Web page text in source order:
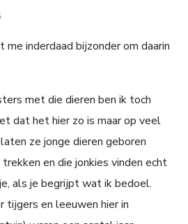
me inderdaad bijzonder om daarin
met die dieren ben ik toch
dat het hier zo is maar op veel
ze jonge dieren geboren
en die jonkies vinden echt
als je begrijpt wat ik bedoel.
tijgers en leeuwen hier in